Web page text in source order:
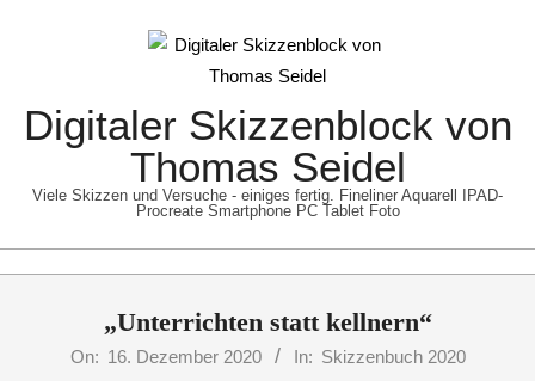
Digitaler Skizzenblock von
Thomas Seidel
Viele Skizzen und Versuche - einiges fertig. Fineliner Aquarell IPAD-
Procreate Smartphone PC Tablet Foto
„Unterrichten statt kellnern“
On: 16. Dezember 2020 In: Skizzenbuch 2020